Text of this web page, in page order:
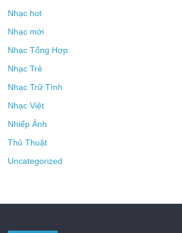
Nhạc hot
Nhạc mới
Nhạc Tổng Hợp
Nhạc Trẻ
Nhạc Trữ Tình
Nhạc Việt
Nhiếp Ảnh
Thủ Thuật
Uncategorized